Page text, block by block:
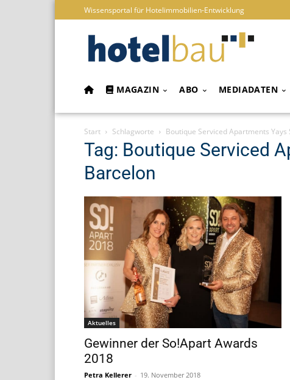
Wissensportal für Hotelimmobilien-Entwicklung
MAGAZIN ABO MEDIADATEN
Start Schlagworte Boutique Serviced Apartments
Tag: Boutique Serviced
Barcelon
Aktuelles
Gewinner der So!Apart Awards
2018
Petra Kellerer - 19. November 2018